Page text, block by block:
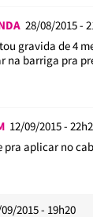
28/08/2015 -
gravida de 4
na barriga pra
12/09/2015 -
pra aplicar no
2015 - 19h20